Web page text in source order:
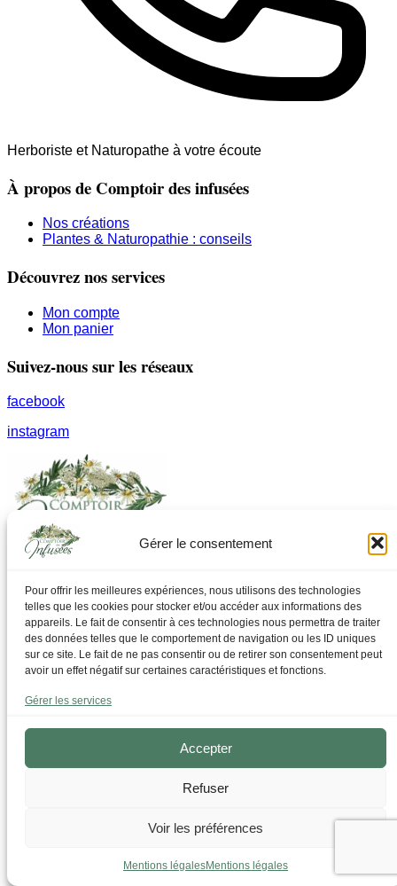
Gérer le consentement
Pour offrir les meilleures expériences, nous utilisons des technologies
telles que les cookies pour stocker et/ou accéder aux informations des
appareils. Le fait de consentir à ces technologies nous permettra de traiter
des données telles que le comportement de navigation ou les ID uniques
sur ce site. Le fait de ne pas consentir ou de retirer son consentement peut
avoir un effet négatif sur certaines caractéristiques et fonctions.
Gérer les services
Accepter
Refuser
Voir les préférences
Mentions légalesMentions légales
Herboriste et Naturopathe à votre écoute
À propos de Comptoir des infusées
Nos créations
Plantes & Naturopathie : conseils
Découvrez nos services
Mon compte
Mon panier
Suivez-nous sur les réseaux
facebook
instagram
Laissez-vous guider pour trouver ce dont vous avez
besoin
Par Thématique
Allergies I Refroidissement
Articulations | os | Muscles
Circulation | Jambes lourdes
Confort urinaire
Détente | Relaxation
Digestion | Transit
Drainage | Perte de poids
Foie | Métabolisme | Sucres
Immunité | Vitalité
Mémoire | Concentration
Sommeil